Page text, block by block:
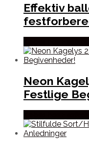
Effektiv
Neon
Festlige